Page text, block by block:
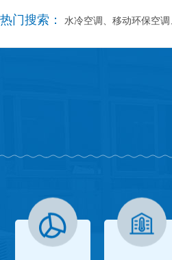
热门搜索： 水冷空调、移动环保空